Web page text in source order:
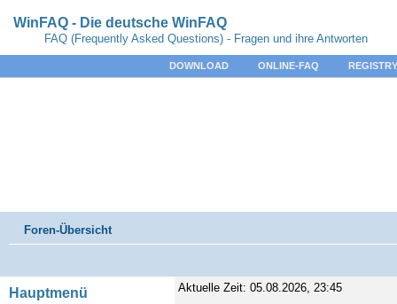
WinFAQ - Die deutsche WinFAQ
FAQ (Frequently Asked Questions) - Fragen und ihre Antworten
DOWNLOAD ONLINE-FAQ
Foren-Übersicht
Aktuelle Zeit: 05.08.2026, 23:45
Hauptmenü